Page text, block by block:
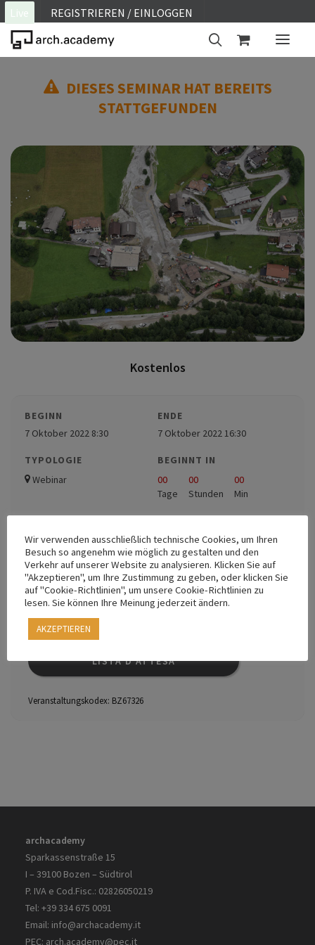
Live REGISTRIEREN / EINLOGGEN
ON SITE
KONTO
DIESES SEMINAR HAT BEREITS
STATTGEFUNDEN
Kostenlos
BEGINN
7 Oktober 2022 8:30
ENDE
7 Oktober 2022 16:30
TYPOLOGIE
Webinar
BEGINNT IN
00
Tage
00
Stunden
00
Min
GEFAHRENZONENPLÄNE | PIANI
DELLE ZONE DI PERICOLO
Nicht vorrätig
LISTA D'ATTESA
Veranstaltungskodex: BZ67326
archacademy
Sparkassenstraße 15
I – 39100 Bozen – Südtirol
P. IVA e Cod.Fisc.: 02826050219
Tel: +39 334 675 0091
Email: info@archacademy.it
PEC: arch.academy@pec.it
Wir verwenden ausschließlich technische Cookies, um Ihren
Besuch so angenehm wie möglich zu gestalten und den
Verkehr auf unserer Website zu analysieren. Klicken Sie auf
"Akzeptieren", um Ihre Zustimmung zu geben, oder klicken Sie
auf "Cookie-Richtlinien", um unsere Cookie-Richtlinien zu
lesen. Sie können Ihre Meinung jederzeit ändern.
AKZEPTIEREN